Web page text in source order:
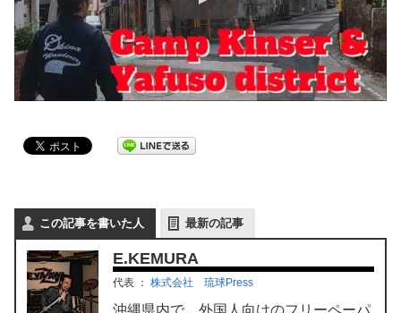
この記事を書いた人 最新の記事
E.KEMURA
代表 ： 株式会社 琉球Press